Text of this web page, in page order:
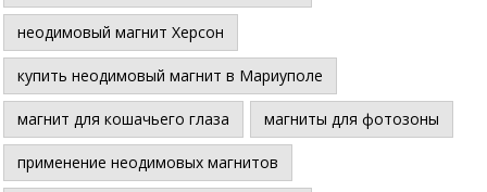
неодимовый магнит Херсон
купить неодимовый магнит в Мариуполе
магнит для кошачьего глаза магниты для фотозоны
применение неодимовых магнитов